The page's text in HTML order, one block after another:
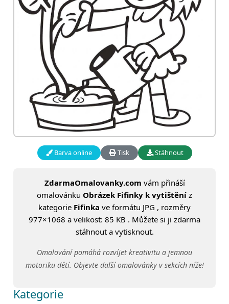
Barva online Tisk Stáhnout
ZdarmaOmalovanky.com vám přináší
omalovánku Obrázek Fifinky k vytištění z
kategorie Fifinka ve formátu JPG , rozměry
977×1068 a velikost: 85 KB . Můžete si ji zdarma
stáhnout a vytisknout.
Omalování pomáhá rozvíjet kreativitu a jemnou
motoriku dětí. Objevte další omalovánky v sekcích níže!
Kategorie